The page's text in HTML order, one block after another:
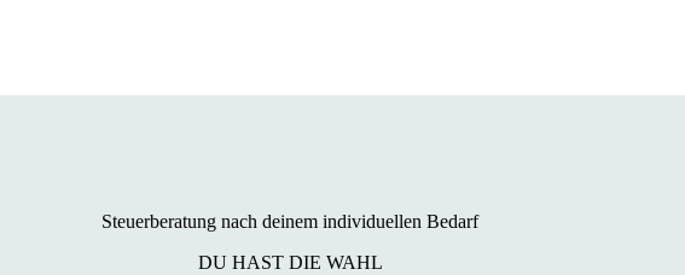
Steuerberatung nach deinem individuellen Bedarf
DU HAST DIE WAHL